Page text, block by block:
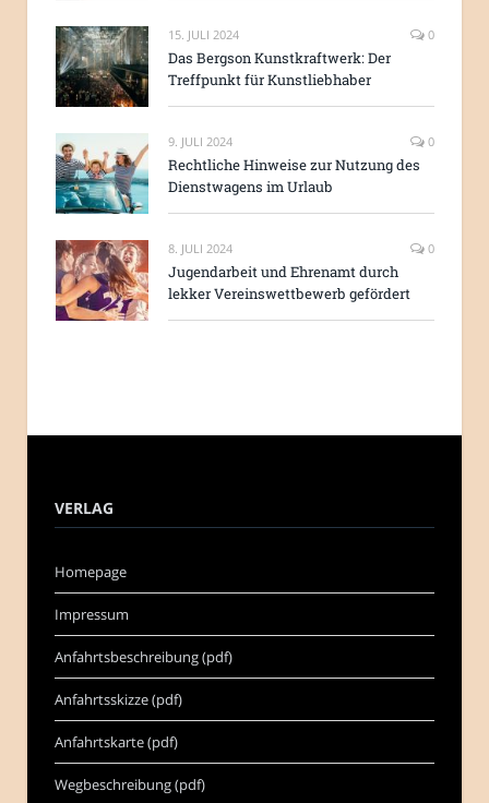
15. JULI 2024 0
Das Bergson Kunstkraftwerk: Der
Treffpunkt für Kunstliebhaber
9. JULI 2024 0
Rechtliche Hinweise zur Nutzung des
Dienstwagens im Urlaub
8. JULI 2024 0
Jugendarbeit und Ehrenamt durch
lekker Vereinswettbewerb gefördert
VERLAG
Homepage
Impressum
Anfahrtsbeschreibung (pdf)
Anfahrtsskizze (pdf)
Anfahrtskarte (pdf)
Wegbeschreibung (pdf)